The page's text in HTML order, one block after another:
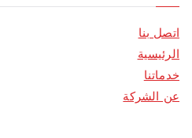
اتصل بنا
الرئيسية
خدماتنا
عن الشركة